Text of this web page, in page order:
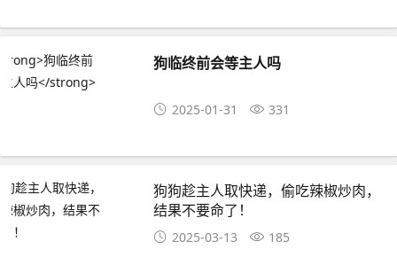
狗临终前会等主人吗
2025-01-31 331
狗狗趁主人取快递，偷吃辣椒炒肉，
结果不要命了！
2025-03-13 185